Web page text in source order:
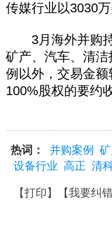
传媒行业以3030万
3月海外并购持
矿产、汽车、清
例以外，交易金
100%股权的要约
热词： 并购案例
设备行业 高正 清
【打印】【我要纠